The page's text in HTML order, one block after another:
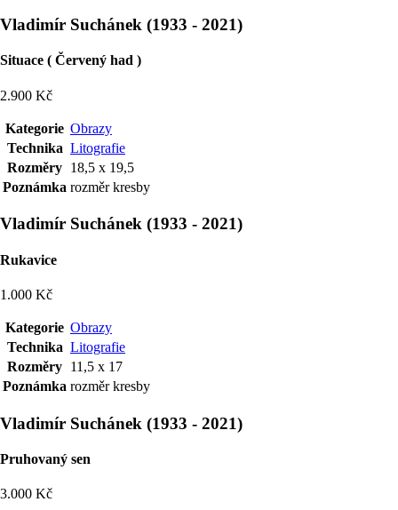
Vladimír Suchánek (1933 - 2021)
Situace ( Červený had )
2.900 Kč
Kategorie Obrazy
Technika Litografie
Rozměry 18,5 x 19,5
Poznámka rozměr kresby
Vladimír Suchánek (1933 - 2021)
Rukavice
1.000 Kč
Kategorie Obrazy
Technika Litografie
Rozměry 11,5 x 17
Poznámka rozměr kresby
Vladimír Suchánek (1933 - 2021)
Pruhovaný sen
3.000 Kč